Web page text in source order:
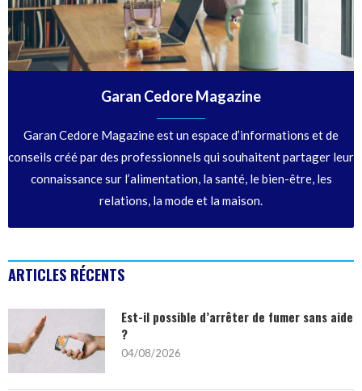
Garan Cedore Magazine
Garan Cedore Magazine est un espace d’informations et de
conseils créé par des professionnels qui souhaitent partager leur
connaissance sur l’alimentation, la santé, le bien-être, les
relations, la mode et la maison.
ARTICLES RÉCENTS
Est-il possible d’arrêter de fumer sans aide
?
04/08/2026